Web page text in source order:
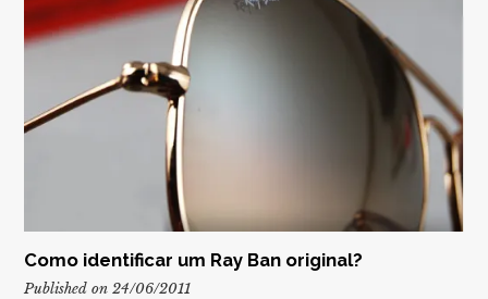
Como identificar um Ray Ban original?
Published on 24/06/2011